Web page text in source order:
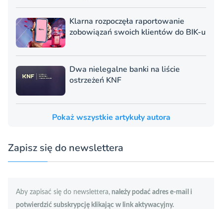
Klarna rozpoczęła raportowanie
zobowiązań swoich klientów do BIK-u
Dwa nielegalne banki na liście
ostrzeżeń KNF
Pokaż wszystkie artykuły autora
Zapisz się do newslettera
Aby zapisać się do newslettera, należy podać adres e-mail i
potwierdzić subskrypcję klikając w link aktywacyjny.